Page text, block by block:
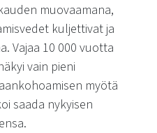
muovaamana,
kuljettivat ja
Vajaa 10 000 vuotta
vain pieni
myötä
saada nykyisen